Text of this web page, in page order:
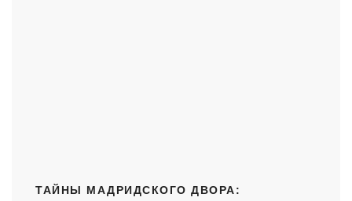
ТАЙНЫ МАДРИДСКОГО ДВОРА: